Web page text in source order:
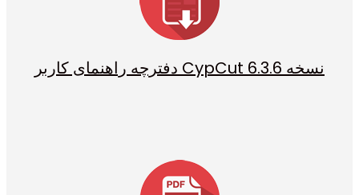
دفترچه راهنمای کاربر CypCut نسخه 6.3.6